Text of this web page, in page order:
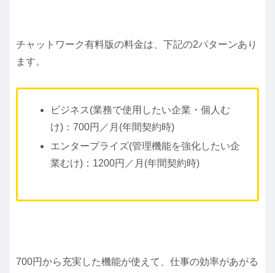
チャットワーク有料版の料金は、下記の2パターンあり
ます。
ビジネス(業務で使用したい企業・個人む
け)：700円／月(年間契約時)
エンタープライズ(管理機能を強化したい企
業むけ)：1200円／月(年間契約時)
700円から充実した機能が使えて、仕事の効率があがる